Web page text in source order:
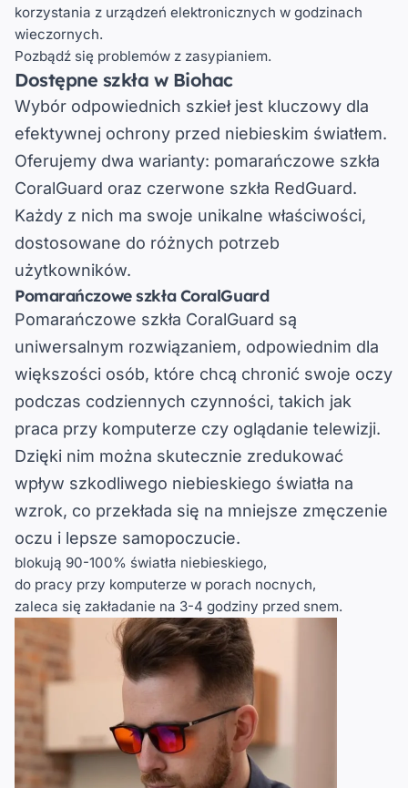
korzystania z urządzeń elektronicznych w godzinach
wieczornych.
Pozbądź się problemów z zasypianiem.
Dostępne szkła w Biohac
Wybór odpowiednich szkieł jest kluczowy dla
efektywnej ochrony przed niebieskim światłem.
Oferujemy dwa warianty: pomarańczowe szkła
CoralGuard oraz czerwone szkła RedGuard.
Każdy z nich ma swoje unikalne właściwości,
dostosowane do różnych potrzeb
użytkowników.
Pomarańczowe szkła CoralGuard
Pomarańczowe szkła CoralGuard są
uniwersalnym rozwiązaniem, odpowiednim dla
większości osób, które chcą chronić swoje oczy
podczas codziennych czynności, takich jak
praca przy komputerze czy oglądanie telewizji.
Dzięki nim można skutecznie zredukować
wpływ szkodliwego niebieskiego światła na
wzrok, co przekłada się na mniejsze zmęczenie
oczu i lepsze samopoczucie.
blokują 90-100% światła niebieskiego,
do pracy przy komputerze w porach nocnych,
zaleca się zakładanie na 3-4 godziny przed snem.